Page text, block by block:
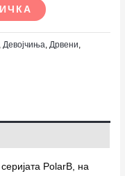
Девојчиња Дрвени
PolarB, на